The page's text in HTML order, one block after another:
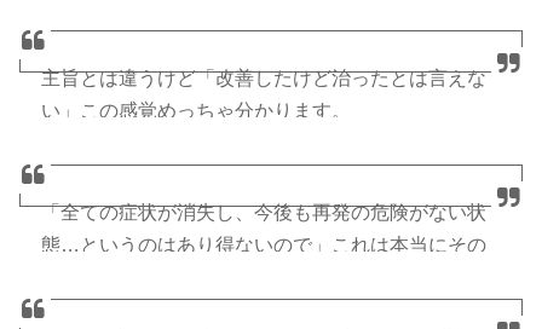
主旨とは違うけど「改善したけど治ったとは言えな
い」この感覚めっちゃ分かります。
わたしも同じように、改善はしたけど治ったとは言
えない。
ですがね…。https://t.co/EMNXjz39Nj
「全ての症状が消失し、今後も再発の危険がない状
態…というのはあり得ないので」これは本当にその